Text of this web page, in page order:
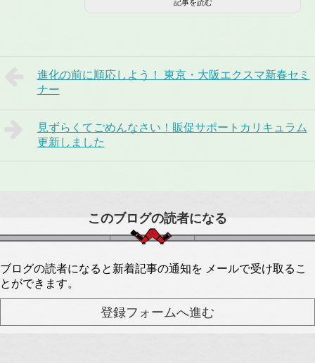
記事を読む
進化の前に順応しよう！ 東京・大阪エクスマ新春セミ
ナー
見ずらくてごめんなさい！販促サポートカリキュラム
更新しました
このブログの読者になる
ブログの読者になると新着記事の通知を メールで受け取るこ
とができます。